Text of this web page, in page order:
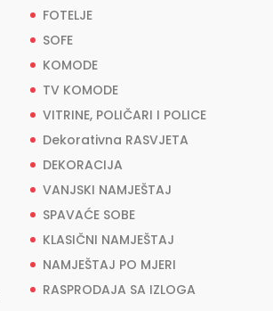
FOTELJE
SOFE
KOMODE
TV KOMODE
VITRINE, POLIČARI I POLICE
Dekorativna RASVJETA
DEKORACIJA
VANJSKI NAMJEŠTAJ
SPAVAĆE SOBE
KLASIČNI NAMJEŠTAJ
NAMJEŠTAJ PO MJERI
RASPRODAJA SA IZLOGA